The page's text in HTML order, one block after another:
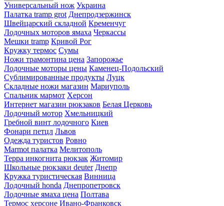
Универсальный нож Украина
Палатка tramp grot Днепродзержинск
Швейцарский складной Кременчуг
Лодочных моторов ямаха Черкассы
Мешки tramp Кривой Рог
Кружку термос Сумы
Ножи трамонтина цена Запорожье
Лодочные моторы цены Каменец-Подольский
Сублимированные продукты Луцк
Складные ножи магазин Мариуполь
Спальник мармот Херсон
Интернет магазин рюкзаков Белая Церковь
Лодочный мотор Хмельницкий
Гребной винт лодочного Киев
Фонари петцл Львов
Одежда туристов Ровно
Marmot палатка Мелитополь
Терра инкогнита рюкзак Житомир
Школьные рюкзаки deuter Днепр
Кружка туристическая Винница
Лодочный honda Днепропетровск
Лодочные ямаха цена Полтава
Термос херсоне Ивано-Франковск